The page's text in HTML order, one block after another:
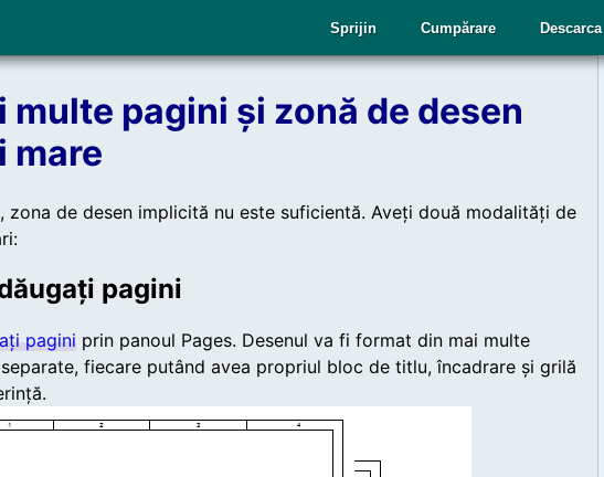
Descarca
Cumpărare
Sprijin
multe pagini și zonă de desen
mare
zona de desen implicită nu este suficientă. Aveți două modalități de
pagini
pagini prin panoul Pages. Desenul va fi format din mai multe
fiecare putând avea propriul bloc de titlu, încadrare și grilă